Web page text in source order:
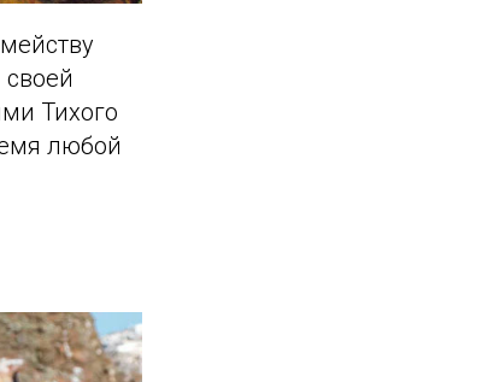
Тихого
любой